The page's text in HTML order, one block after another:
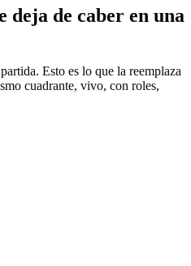
deja de caber en una
Esto es lo que la reemplaza
cuadrante, vivo, con roles,